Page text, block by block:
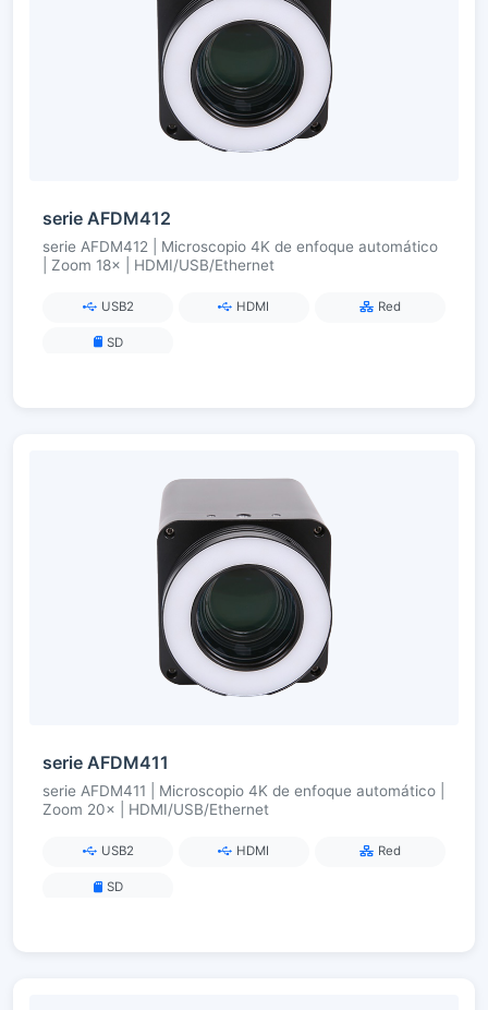
serie AFDM412
serie AFDM412 | Microscopio 4K de enfoque automático
| Zoom 18× | HDMI/USB/Ethernet
USB2 HDMI Red
SD
serie AFDM411
serie AFDM411 | Microscopio 4K de enfoque automático |
Zoom 20× | HDMI/USB/Ethernet
USB2 HDMI Red
SD